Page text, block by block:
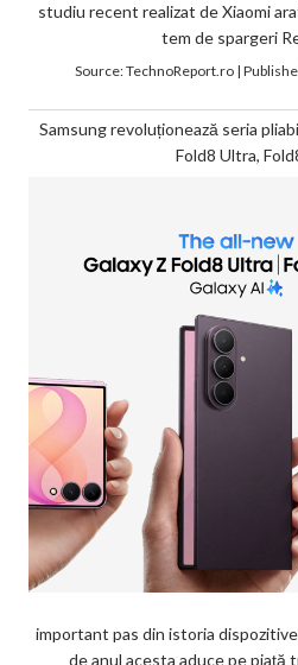
studiu recent realizat de Xiaomi
tem de spargeri
Source:TechnoReport.ro|
Samsung revoluționează seria
Fold8 Ultra,
important pas din istoria
de anul acesta aduce pe